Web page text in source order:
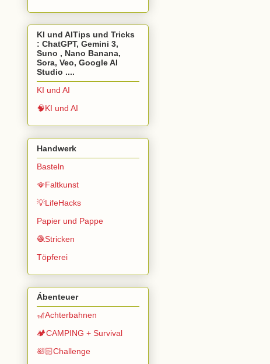
KI und AITips und Tricks
: ChatGPT, Gemini 3,
Suno , Nano Banana,
Sora, Veo, Google AI
Studio ....
KI und AI
🧠KI und AI
Handwerk
Basteln
🪭Faltkunst
💡LifeHacks
Papier und Pappe
🧶Stricken
Töpferei
Ábenteuer
🎢Achterbahnen
🏕️CAMPING + Survival
🛀🏻Challenge